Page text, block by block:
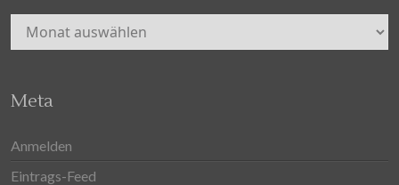
Archiv
Meta
Anmelden
Eintrags-Feed